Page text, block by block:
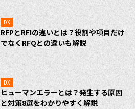
DX
RFPとRFIの違いとは？役割や項目だけ
でなくRFQとの違いも解説
DX
ヒューマンエラーとは？発生する原因
と対策8選をわかりやすく解説